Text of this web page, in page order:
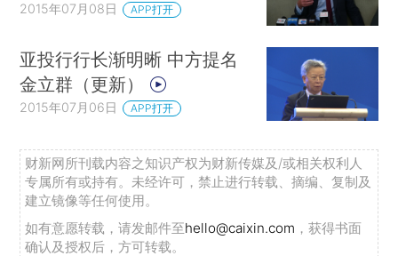
2015年07月08日 APP打开
亚投行行长渐明晰 中方提名
金立群（更新）
2015年07月06日 APP打开
财新网所刊载内容之知识产权为财新传媒及/或相关权利人
专属所有或持有。未经许可，禁止进行转载、摘编、复制及
建立镜像等任何使用。
如有意愿转载，请发邮件至hello@caixin.com ，获得书面
确认及授权后，方可转载。